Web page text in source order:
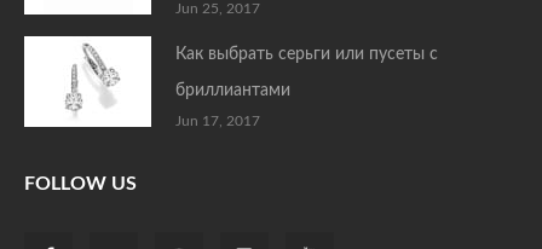
Jun 25, 2017
Как выбрать серьги или пусеты с
бриллиантами
Jun 17, 2017
FOLLOW US